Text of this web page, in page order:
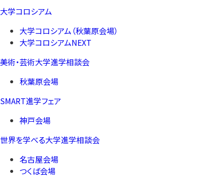
大学コロシアム
大学コロシアム（秋葉原会場）
大学コロシアムNEXT
美術・芸術大学進学相談会
秋葉原会場
SMART進学フェア
神戸会場
世界を学べる大学進学相談会
名古屋会場
つくば会場